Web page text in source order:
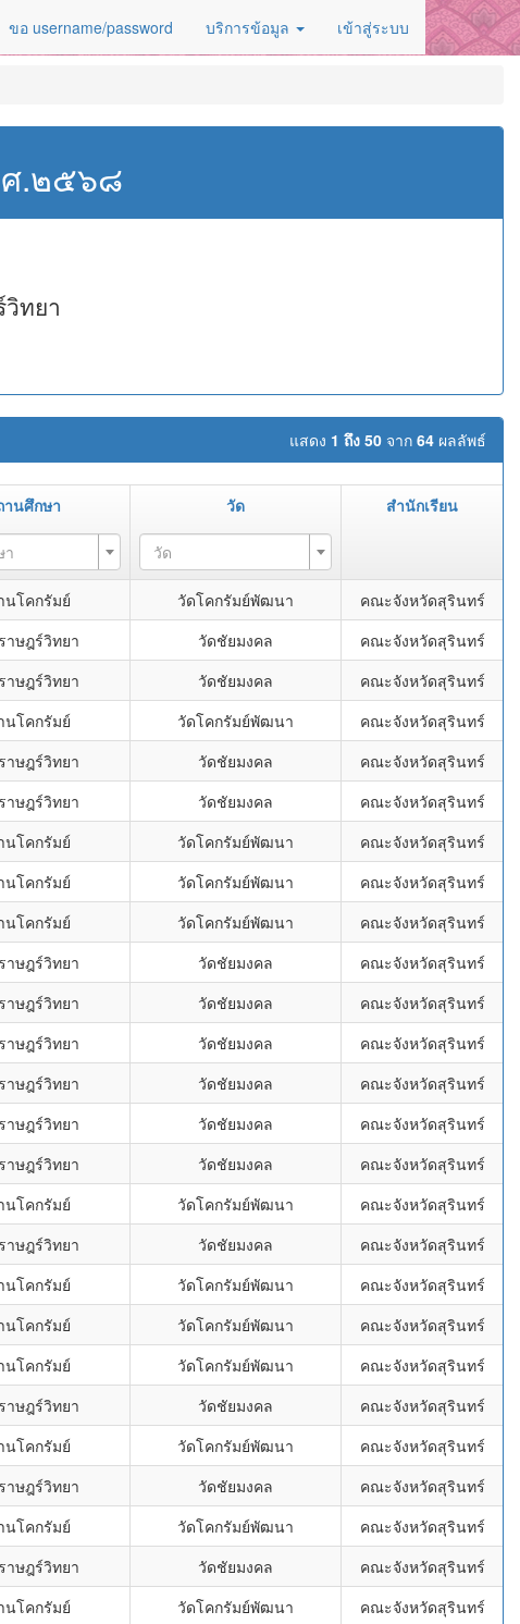
ขอ username/password บริการข้อมูล เข้าสู่ระบบ
ศ.๒๕๖๘
ทยา
แสดง 1 ถึง 50 จาก 64 ผลลัพธ์
านศึกษา วัด สำนักเรียน
า วัด
นโคกรัมย์ วัดโคกรัมย์พัฒนา
คณะจังหวัดสุรินทร์
าษฎร์วิทยา วัดชัยมงคล
คณะจังหวัดสุรินทร์
าษฎร์วิทยา วัดชัยมงคล
คณะจังหวัดสุรินทร์
นโคกรัมย์ วัดโคกรัมย์พัฒนา
คณะจังหวัดสุรินทร์
าษฎร์วิทยา วัดชัยมงคล
คณะจังหวัดสุรินทร์
าษฎร์วิทยา วัดชัยมงคล
คณะจังหวัดสุรินทร์
นโคกรัมย์ วัดโคกรัมย์พัฒนา
คณะจังหวัดสุรินทร์
นโคกรัมย์ วัดโคกรัมย์พัฒนา
คณะจังหวัดสุรินทร์
นโคกรัมย์ วัดโคกรัมย์พัฒนา
คณะจังหวัดสุรินทร์
าษฎร์วิทยา วัดชัยมงคล
คณะจังหวัดสุรินทร์
าษฎร์วิทยา วัดชัยมงคล
คณะจังหวัดสุรินทร์
าษฎร์วิทยา วัดชัยมงคล
คณะจังหวัดสุรินทร์
าษฎร์วิทยา วัดชัยมงคล
คณะจังหวัดสุรินทร์
าษฎร์วิทยา วัดชัยมงคล
คณะจังหวัดสุรินทร์
าษฎร์วิทยา วัดชัยมงคล
คณะจังหวัดสุรินทร์
นโคกรัมย์ วัดโคกรัมย์พัฒนา
คณะจังหวัดสุรินทร์
าษฎร์วิทยา วัดชัยมงคล
คณะจังหวัดสุรินทร์
นโคกรัมย์ วัดโคกรัมย์พัฒนา
คณะจังหวัดสุรินทร์
นโคกรัมย์ วัดโคกรัมย์พัฒนา
คณะจังหวัดสุรินทร์
นโคกรัมย์ วัดโคกรัมย์พัฒนา
คณะจังหวัดสุรินทร์
าษฎร์วิทยา วัดชัยมงคล
คณะจังหวัดสุรินทร์
นโคกรัมย์ วัดโคกรัมย์พัฒนา
คณะจังหวัดสุรินทร์
าษฎร์วิทยา วัดชัยมงคล
คณะจังหวัดสุรินทร์
นโคกรัมย์ วัดโคกรัมย์พัฒนา
คณะจังหวัดสุรินทร์
าษฎร์วิทยา วัดชัยมงคล
คณะจังหวัดสุรินทร์
นโคกรัมย์ วัดโคกรัมย์พัฒนา
คณะจังหวัดสุรินทร์